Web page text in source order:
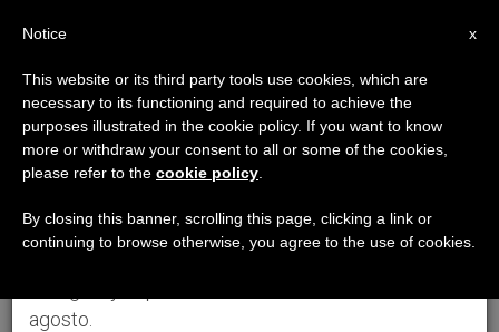
×
Aviso importante
Del 27 de julio al 7 de agosto haremos la pausa
anual, aprovechando que en el periodo de verano
se generan menos informaciones y también el
agosto.
x
Notice
This website or its third party tools use cookies, which are
necessary to its functioning and required to achieve the
purposes illustrated in the cookie policy. If you want to know
more or withdraw your consent to all or some of the cookies,
please refer to the cookie policy
By closing this banner, scrolling this page, clicking a link or
continuing to browse otherwise, you agree to the use of cookies.